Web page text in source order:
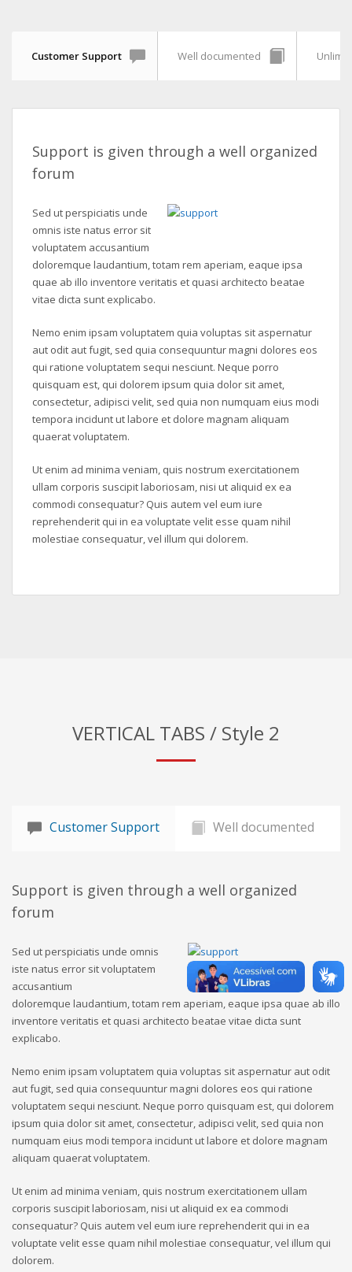
Customer Support Well documented
Support is given through a well organized
forum
Sed ut perspiciatis unde
omnis iste natus error sit
voluptatem accusantium
doloremque laudantium, totam rem aperiam, eaque ipsa
quae ab illo inventore veritatis et quasi architecto beatae
vitae dicta sunt explicabo.
Nemo enim ipsam voluptatem quia voluptas sit aspernatur
aut odit aut fugit, sed quia consequuntur magni dolores eos
qui ratione voluptatem sequi nesciunt. Neque porro
quisquam est, qui dolorem ipsum quia dolor sit amet,
consectetur, adipisci velit, sed quia non numquam eius modi
tempora incidunt ut labore et dolore magnam aliquam
quaerat voluptatem.
Ut enim ad minima veniam, quis nostrum exercitationem
ullam corporis suscipit laboriosam, nisi ut aliquid ex ea
commodi consequatur? Quis autem vel eum iure
reprehenderit qui in ea voluptate velit esse quam nihil
molestiae consequatur, vel illum qui dolorem.
VERTICAL TABS / Style 2
Customer Support Well documented
Support is given through a well organized
forum
Sed ut perspiciatis unde omnis
iste natus error sit voluptatem
accusantium
doloremque laudantium, totam rem aperiam, eaque ipsa quae ab illo
inventore veritatis et quasi architecto beatae vitae dicta sunt
explicabo.
Nemo enim ipsam voluptatem quia voluptas sit aspernatur aut odit
aut fugit, sed quia consequuntur magni dolores eos qui ratione
voluptatem sequi nesciunt. Neque porro quisquam est, qui dolorem
ipsum quia dolor sit amet, consectetur, adipisci velit, sed quia non
numquam eius modi tempora incidunt ut labore et dolore magnam
aliquam quaerat voluptatem.
Ut enim ad minima veniam, quis nostrum exercitationem ullam
corporis suscipit laboriosam, nisi ut aliquid ex ea commodi
consequatur? Quis autem vel eum iure reprehenderit qui in ea
voluptate velit esse quam nihil molestiae consequatur, vel illum qui
dolorem.